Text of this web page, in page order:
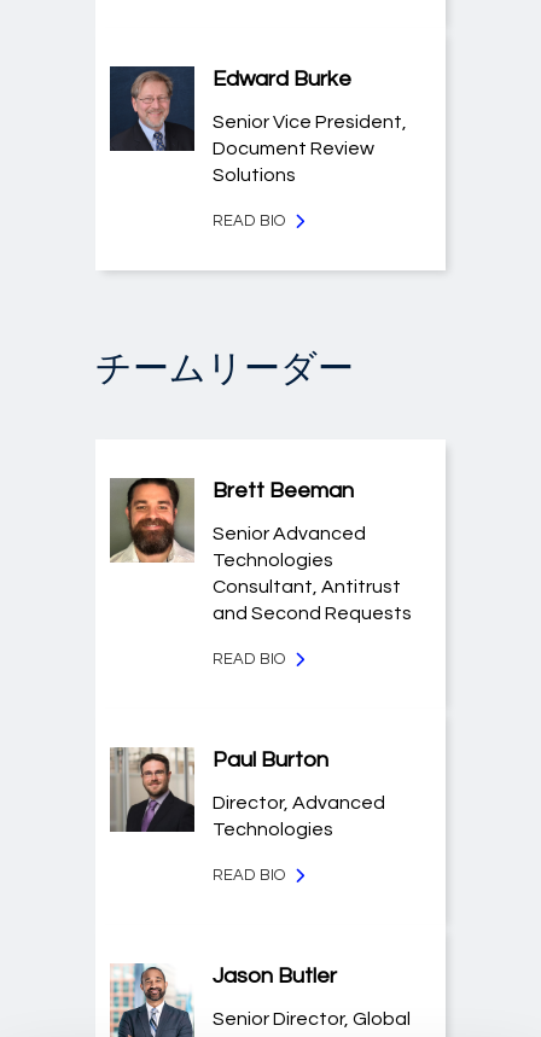
Edward Burke
Senior Vice President,
Document Review
Solutions
READ BIO
チームリーダー
Brett Beeman
Senior Advanced
Technologies
Consultant, Antitrust
and Second Requests
READ BIO
Paul Burton
Director, Advanced
Technologies
READ BIO
Jason Butler
Senior Director, Global